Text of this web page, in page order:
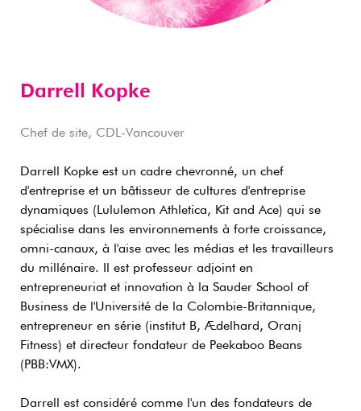
Darrell Kopke
Chef de site, CDL-Vancouver
Darrell Kopke est un cadre chevronné, un chef
d'entreprise et un bâtisseur de cultures d'entreprise
dynamiques (Lululemon Athletica, Kit and Ace) qui se
spécialise dans les environnements à forte croissance,
omni-canaux, à l'aise avec les médias et les travailleurs
du millénaire. Il est professeur adjoint en
entrepreneuriat et innovation à la Sauder School of
Business de l'Université de la Colombie-Britannique,
entrepreneur en série (institut B, Ædelhard, Oranj
Fitness) et directeur fondateur de Peekaboo Beans
(PBB:VMX).
Darrell est considéré comme l'un des fondateurs de